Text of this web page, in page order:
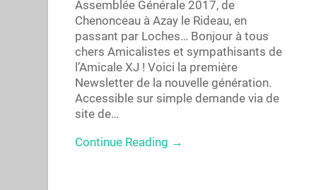
Assemblée Générale 2017, de
Chenonceau à Azay le Rideau, en
passant par Loches… Bonjour à tous
chers Amicalistes et sympathisants de
l’Amicale XJ ! Voici la première
Newsletter de la nouvelle génération.
Accessible sur simple demande via de
site de…
Continue Reading →